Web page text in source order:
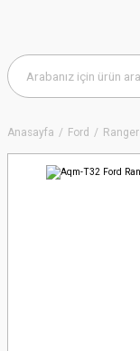
Anasayfa Ford Ranger